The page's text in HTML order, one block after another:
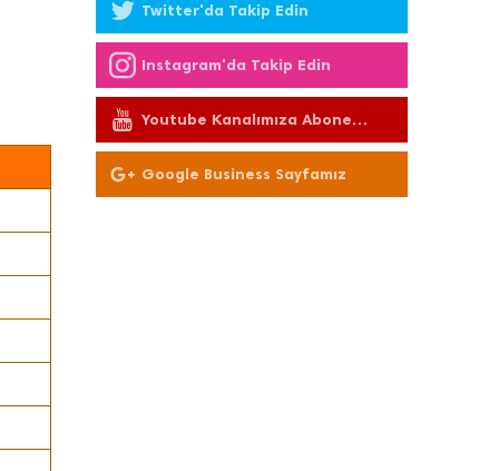
Twitter'da Takip Edin
Instagram'da Takip Edin
Youtube Kanalımıza Abone
Olun
Google Business Sayfamız